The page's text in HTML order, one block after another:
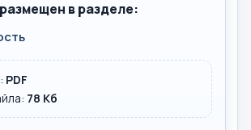
в разделе:
PDF
78 Кб